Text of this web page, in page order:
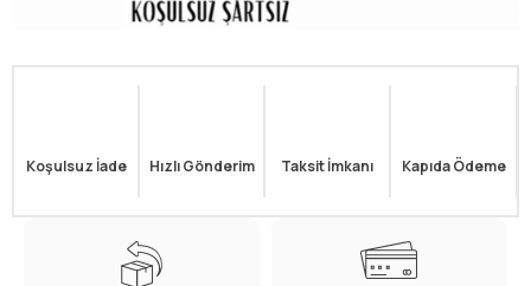
Koşulsuz İade Hızlı Gönderim Taksit İmkanı Kapıda Ödeme